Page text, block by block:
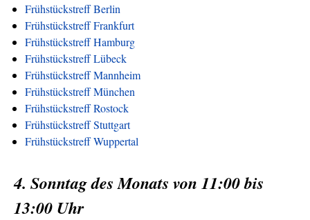
Frühstückstreff Berlin
Frühstückstreff Frankfurt
Frühstückstreff Hamburg
Frühstückstreff Lübeck
Frühstückstreff Mannheim
Frühstückstreff München
Frühstückstreff Rostock
Frühstückstreff Stuttgart
Frühstückstreff Wuppertal
4. Sonntag des Monats von 11:00 bis
13:00 Uhr